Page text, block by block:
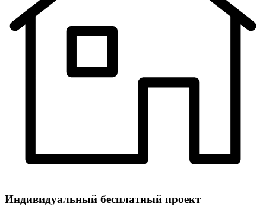
Индивидуальный бесплатный проект